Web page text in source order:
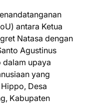
antara Ketua
Natasa dengan
Agustinus
upaya
yang
Desa
Kabupaten